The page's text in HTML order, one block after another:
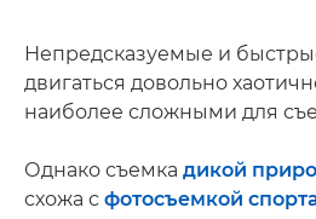
Непредсказуемые и
двигаться довольно
наиболее сложными для
Однако съемка дикой
схожа с фотосъемкой